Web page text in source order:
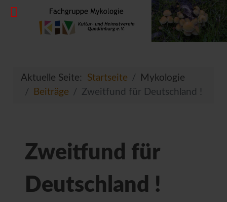
Aktuelle Seite: Startseite
Mykologie
Beiträge
Zweitfund für Deutschland !
Zweitfund für
Deutschland !